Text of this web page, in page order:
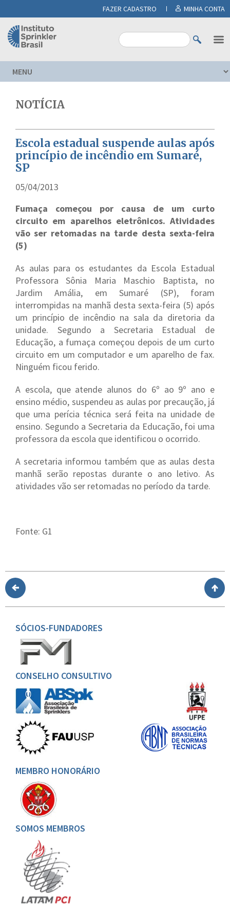
FAZER CADASTRO MINHA CONTA
NOTÍCIA
Escola estadual suspende aulas após
princípio de incêndio em Sumaré,
SP
05/04/2013
Fumaça começou por causa de um curto
circuito em aparelhos eletrônicos. Atividades
vão ser retomadas na tarde desta sexta-feira
(5)
As aulas para os estudantes da Escola Estadual
Professora Sônia Maria Maschio Baptista, no
Jardim Amália, em Sumaré (SP), foram
interrompidas na manhã desta sexta-feira (5) após
um princípio de incêndio na sala da diretoria da
unidade. Segundo a Secretaria Estadual de
Educação, a fumaça começou depois de um curto
circuito em um computador e um aparelho de fax.
Ninguém ficou ferido.
A escola, que atende alunos do 6º ao 9º ano e
ensino médio, suspendeu as aulas por precaução, já
que uma perícia técnica será feita na unidade de
ensino. Segundo a Secretaria da Educação, foi uma
professora da escola que identificou o ocorrido.
A secretaria informou também que as aulas desta
manhã serão repostas durante o ano letivo. As
atividades vão ser retomadas no período da tarde.
Fonte: G1
SÓCIOS-FUNDADORES
CONSELHO CONSULTIVO
MEMBRO HONORÁRIO
SOMOS MEMBROS